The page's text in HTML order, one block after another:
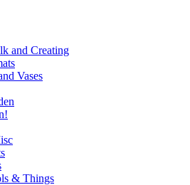
and Creating
Vases
& Things